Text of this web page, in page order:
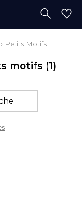
› Petits Motifs
motifs (1)